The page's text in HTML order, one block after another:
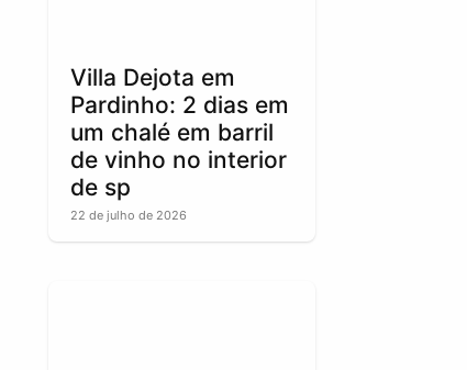
Villa Dejota em
Pardinho: 2 dias em
um chalé em barril
de vinho no interior
de sp
22 de julho de 2026